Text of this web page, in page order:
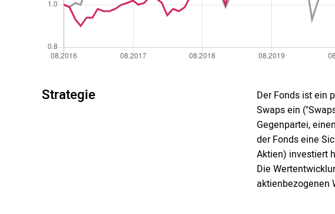
Strategie
Der Fonds ist ein
Swaps ein
Gegenpartei,
der Fonds eine
Aktien) investiert
Die
aktienbezogenen